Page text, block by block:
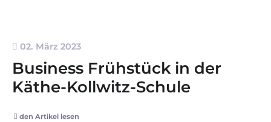
02. März 2023
Business Frühstück in der
Käthe-Kollwitz-Schule
den Artikel lesen